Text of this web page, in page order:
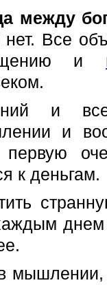
между
Все
и
и
и
к деньгам.
днем